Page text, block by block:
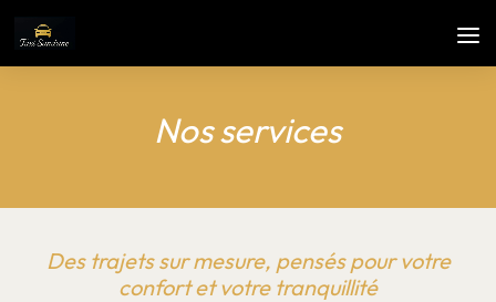
Nos services
Des trajets sur mesure, pensés pour votre
confort et votre tranquillité